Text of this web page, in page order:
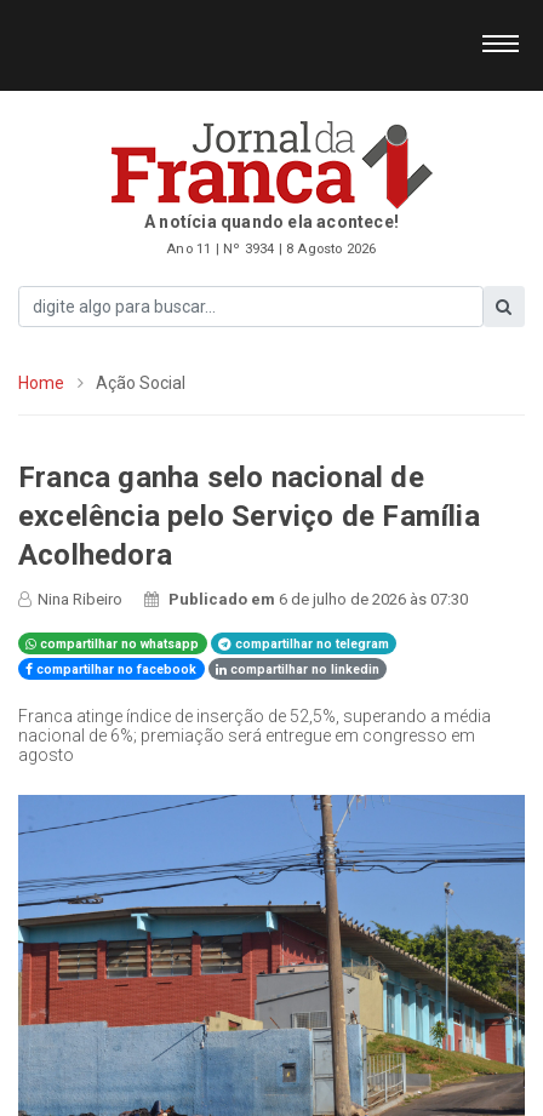
A notícia quando ela acontece!
Ano 11 | Nº 3934 | 8 Agosto 2026
Home Ação Social
Franca ganha selo nacional de
excelência pelo Serviço de Família
Acolhedora
Nina Ribeiro Publicado em6 de julho de 2026 às 07:30
compartilhar no whatsapp
compartilhar no telegram
compartilhar no facebook
compartilhar no linkedin
Franca atinge índice de inserção de 52,5%, superando a média
nacional de 6%; premiação será entregue em congresso em
agosto